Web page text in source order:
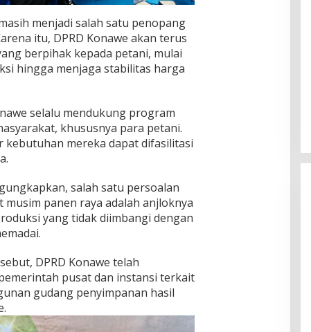
menjadi salah satu penopang
itu, DPRD Konawe akan terus
berpihak kepada petani, mulai
hingga menjaga stabilitas harga
selalu mendukung program
khususnya para petani.
kebutuhan mereka dapat difasilitasi
salah satu persoalan
panen raya adalah anjloknya
yang tidak diimbangi dengan
DPRD Konawe telah
pusat dan instansi terkait
gudang penyimpanan hasil